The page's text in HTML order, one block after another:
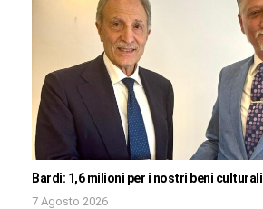
Bardi: 1,6 milioni per i nostri beni culturali
7 Agosto 2026